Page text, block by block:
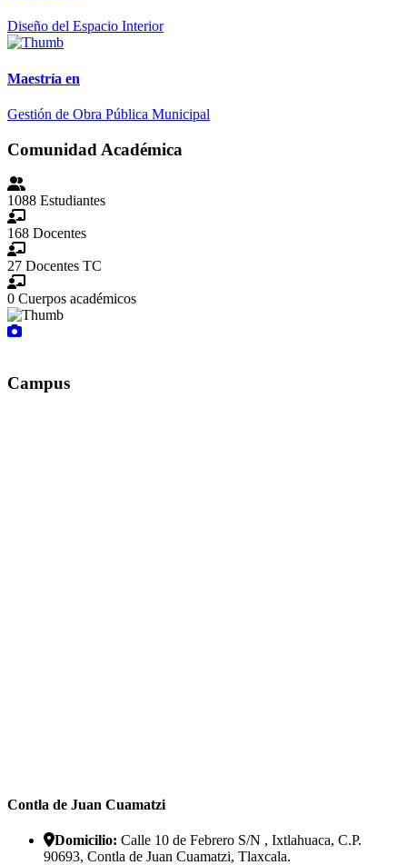
Diseño del Espacio Interior
Maestría en
Gestión de Obra Pública Municipal
Comunidad Académica
1088 Estudiantes
168 Docentes
27 Docentes TC
0 Cuerpos académicos
Campus
Contla de Juan Cuamatzi
Domicilio: Calle 10 de Febrero S/N , Ixtlahuaca, C.P.
90693, Contla de Juan Cuamatzi, Tlaxcala.